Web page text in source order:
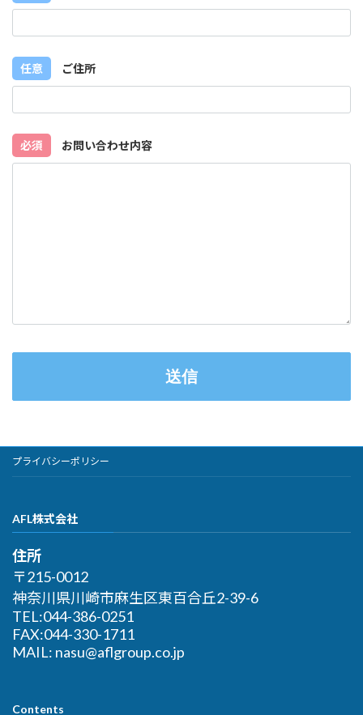
任意 ご住所
必須 お問い合わせ内容
プライバシーポリシー
AFL株式会社
住所
〒215-0012
神奈川県川崎市麻生区東百合丘2-39-6
TEL:044-386-0251
FAX:044-330-1711
MAIL: nasu@aflgroup.co.jp
Contents